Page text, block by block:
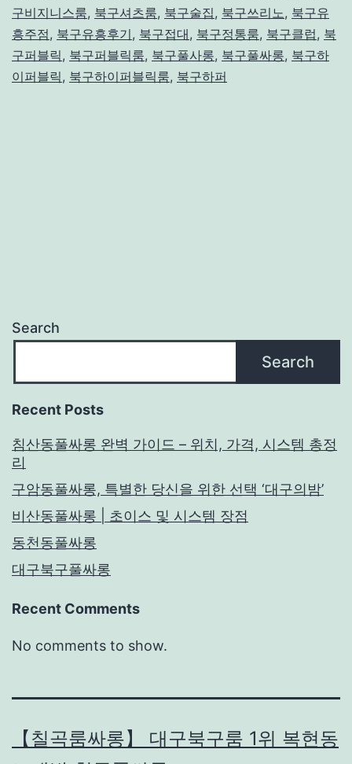
구비지니스룸, 북구셔츠룸, 북구술집, 북구쓰리노, 북구유
흥주점, 북구유흥후기, 북구접대, 북구정통룸, 북구클럽, 북
구퍼블릭, 북구퍼블릭룸, 북구풀사롱, 북구풀싸롱, 북구하
이퍼블릭, 북구하이퍼블릭룸, 북구하퍼
Search
Search
Recent Posts
침산동풀싸롱 완벽 가이드 – 위치, 가격, 시스템 총정
리
구암동풀싸롱, 특별한 당신을 위한 선택 ‘대구의밤’
비산동풀싸롱 | 초이스 및 시스템 장점
동천동풀싸롱
대구북구풀싸롱
Recent Comments
No comments to show.
【칠곡룸싸롱】 대구북구룸 1위 복현동